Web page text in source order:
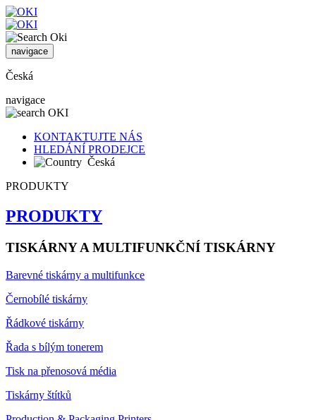
navigace
Česká
navigace
KONTAKTUJTE NÁS
HLEDÁNÍ PRODEJCE
Česká
PRODUKTY
PRODUKTY
TISKÁRNY A MULTIFUNKČNÍ TISKÁRNY
Barevné tiskárny a multifunkce
Černobílé tiskárny
Řádkové tiskárny
Řada s bílým tonerem
Tisk na přenosová média
Tiskárny štítků